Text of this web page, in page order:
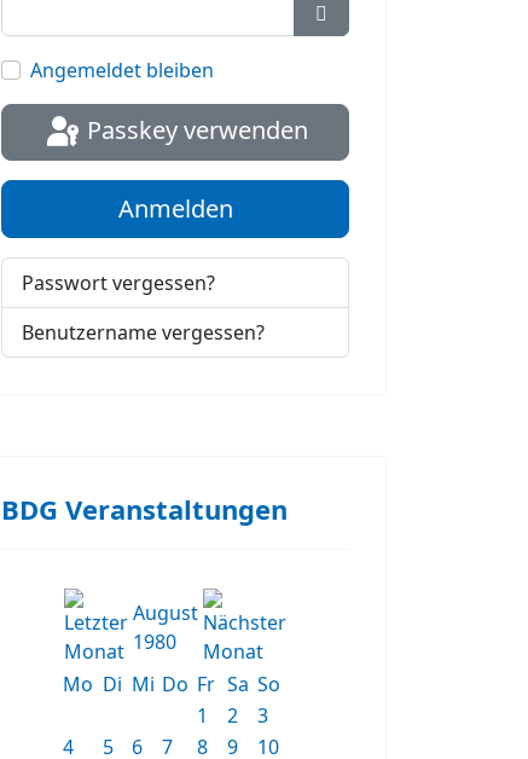
Passwort anzeigen
Angemeldet bleiben
Passkey verwenden
Anmelden
Passwort vergessen?
Benutzername vergessen?
BDG Veranstaltungen
August
1980
Mo Di Mi Do Fr Sa So
1
2
3
4
5 6 7 8 9
10